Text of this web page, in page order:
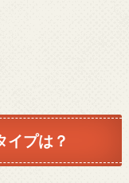
イプは？